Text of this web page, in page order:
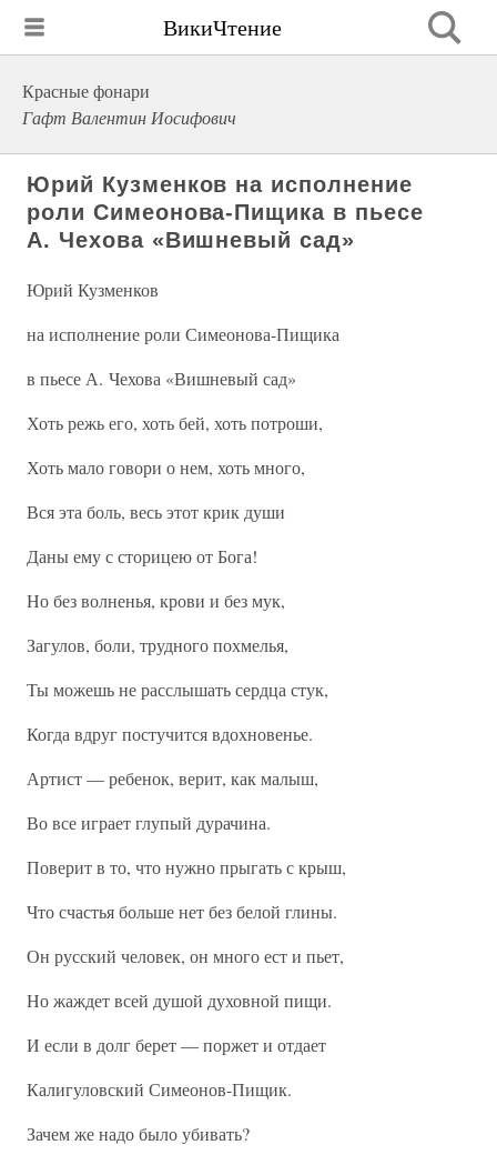
ВикиЧтение
Красные фонари
Гафт Валентин Иосифович
Юрий Кузменков на исполнение
роли Симеонова-Пищика в пьесе
А. Чехова «Вишневый сад»
Юрий Кузменков
на исполнение роли Симеонова-Пищика
в пьесе А. Чехова «Вишневый сад»
Хоть режь его, хоть бей, хоть потроши,
Хоть мало говори о нем, хоть много,
Вся эта боль, весь этот крик души
Даны ему с сторицею от Бога!
Но без волненья, крови и без мук,
Загулов, боли, трудного похмелья,
Ты можешь не расслышать сердца стук,
Когда вдруг постучится вдохновенье.
Артист — ребенок, верит, как малыш,
Во все играет глупый дурачина.
Поверит в то, что нужно прыгать с крыш,
Что счастья больше нет без белой глины.
Он русский человек, он много ест и пьет,
Но жаждет всей душой духовной пищи.
И если в долг берет — поржет и отдает
Калигуловский Симеонов-Пищик.
Зачем же надо было убивать?